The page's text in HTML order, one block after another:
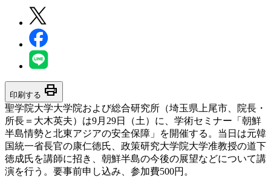
印刷する print
聖学院大学大学院および総合研究所（埼玉県上尾市、院長・
所長＝大木英夫）は9月29日（土）に、学術セミナー「朝鮮
半島情勢と北東アジアの安全保障」を開催する。当日は元韓
国統一省長官の康仁徳氏、政策研究大学院大学准教授の道下
徳成氏を講師に招き、朝鮮半島の今後の展望などについて講
演を行う。要事前申し込み、参加費500円。